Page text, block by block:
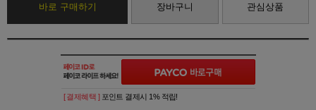
바로 구매하기 장바구니 관심상품
[ 결제혜택 ] 포인트 결제시 1% 적립!